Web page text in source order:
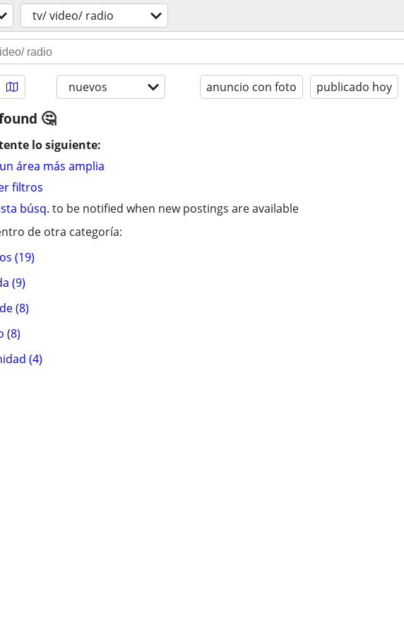
tv/ video/ radio
nuevos anuncio con foto publicado hoy
lo siguiente:
área más amplia
filtros
búsq. to be notified when new postings are available
de otra categoría:
(19)
(9)
(8)
(8)
(4)